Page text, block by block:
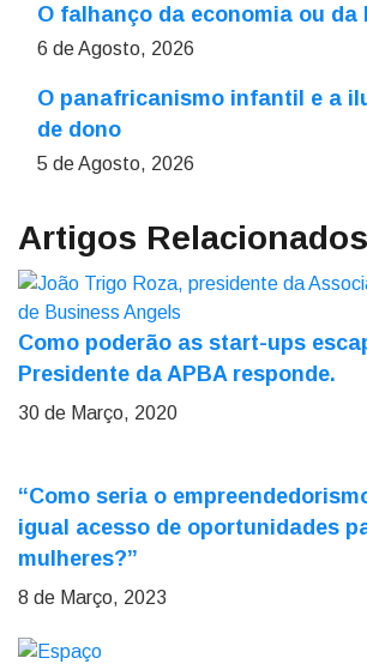
O falhanço da economia ou da
6 de Agosto, 2026
O panafricanismo infantil e a
de dono
5 de Agosto, 2026
Artigos Relacionados
Como poderão as start-ups
Presidente da APBA responde.
30 de Março, 2020
“Como seria o
igual acesso de oportunidades
mulheres?”
8 de Março, 2023